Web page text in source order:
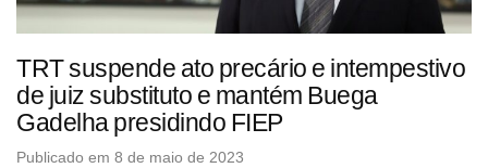
TRT suspende ato precário e intempestivo
de juiz substituto e mantém Buega
Gadelha presidindo FIEP
Publicado em 8 de maio de 2023